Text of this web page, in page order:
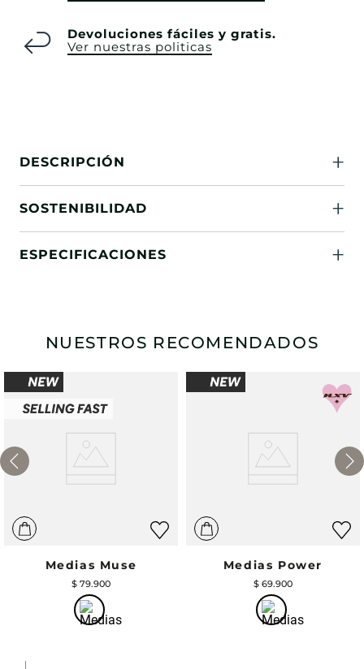
Devoluciones fáciles y gratis.
Ver nuestras politicas
DESCRIPCIÓN
SOSTENIBILIDAD
ESPECIFICACIONES
NUESTROS RECOMENDADOS
Medias Muse
$ 79.900
Medias Power
$ 69.900